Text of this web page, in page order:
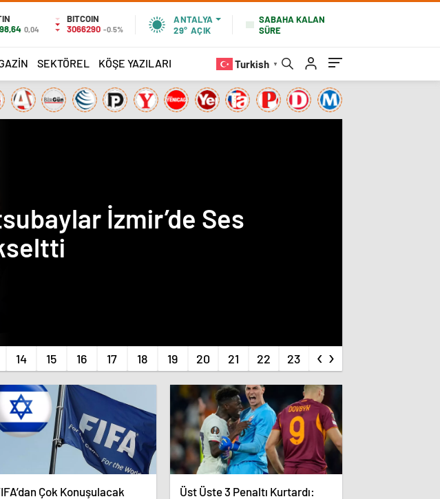
0,04
BITCOIN
3066290 -0.5%
ANTALYA
29° AÇIK
SABAHA KALAN
SÜRE
SEKTÖREL KÖŞE YAZILARI Turkish ▼
İzmir’de Ses
‹ ›
Çok Konuşulacak
Üst Üste 3 Penaltı Kurtardı: